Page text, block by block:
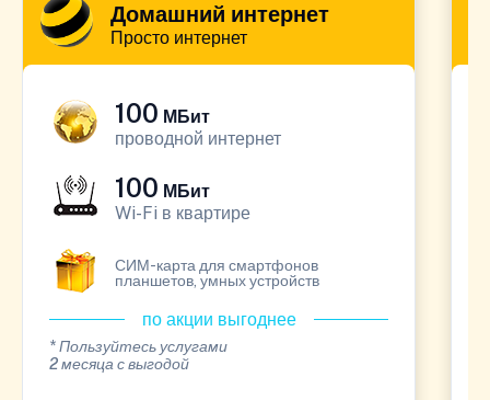
Домашний интернет
Просто интернет
100 МБит
проводной интернет
100 МБит
Wi-Fi в квартире
СИМ-карта для смартфонов
планшетов, умных устройств
по акции выгоднее
* Пользуйтесь услугами
2 месяца с выгодой